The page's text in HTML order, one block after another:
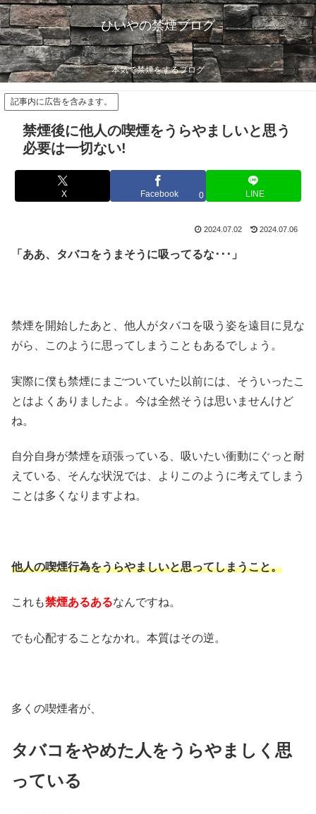
ひいやの禁煙ブログ
本気で禁煙をするブログ
記事内に広告を含みます。
禁煙後に他人の喫煙をうらやましいと思う
必要は一切ない!
X Facebook 0 LINE
2024.07.02 2024.07.06
「ああ、タバコをうまそうに吸ってるな･･･」
禁煙を開始したあと、他人がタバコを吸う姿を遠目に見な
がら、このように思ってしまうこともあるでしょう。
実際に僕も禁煙にまごついていた以前には、そういったこ
とはよくありましたよ。今は全然そうは思いませんけど
ね。
自分自身が禁煙を頑張っている、吸いたい衝動にぐっと耐
えている、そんな状況では、よりこのように考えてしまう
ことは多くなりますよね。
他人の喫煙行為をうらやましいと思ってしまうこと。
これも禁煙あるあるなんですね。
でも心配することなかれ。本質はその逆。
多くの喫煙者が、
タバコをやめた人をうらやましく思
っている